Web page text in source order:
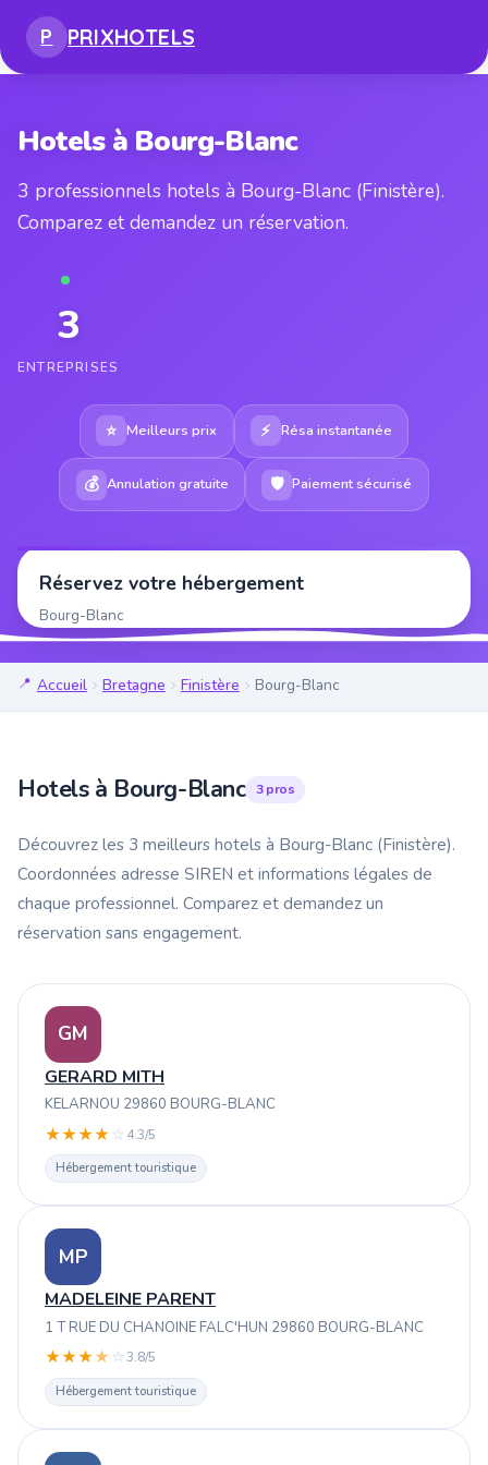
P PRIXHOTELS
Hotels à Bourg-Blanc
3 professionnels hotels à Bourg-Blanc (Finistère).
Comparez et demandez un réservation.
3
ENTREPRISES
⭐ Meilleurs prix ⚡ Résa instantanée
💰 Annulation gratuite 🛡 Paiement sécurisé
Réservez votre hébergement
Bourg-Blanc
Accueil Bretagne Finistère Bourg-Blanc
Hotels à Bourg-Blanc 3 pros
Découvrez les 3 meilleurs hotels à Bourg-Blanc (Finistère).
Coordonnées adresse SIREN et informations légales de
chaque professionnel. Comparez et demandez un
réservation sans engagement.
GM
GERARD MITH
KELARNOU 29860 BOURG-BLANC
★★★★ ☆ 4.3/5
Hébergement touristique
MP
MADELEINE PARENT
1 T RUE DU CHANOINE FALC'HUN 29860 BOURG-BLANC
★★★★ ☆3.8/5
Hébergement touristique